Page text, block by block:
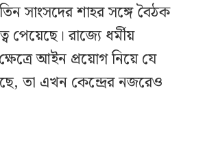
সাংসদের শাহর সঙ্গে বৈঠক
রাজ্যে ধর্মীয়
আইন প্রয়োগ নিয়ে যে
তা এখন কেন্দ্রের নজরেও